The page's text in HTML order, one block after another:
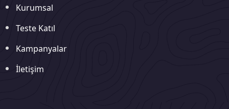
Kurumsal
Teste Katıl
Kampanyalar
İletişim